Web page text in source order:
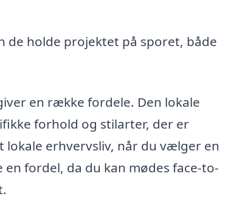
de holde projektet på sporet, både
en række fordele. Den lokale
forhold og stilarter, der er
erhvervsliv, når du vælger en
fordel, da du kan mødes face-to-